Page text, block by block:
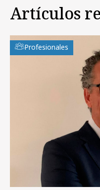
Artículos
Profesionales